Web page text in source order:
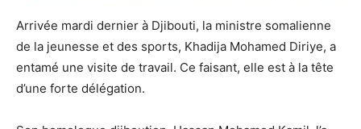
Arrivée mardi dernier à Djibouti, la ministre somalienne
de la jeunesse et des sports, Khadija Mohamed Diriye, a
entamé une visite de travail. Ce faisant, elle est à la tête
d’une forte délégation.